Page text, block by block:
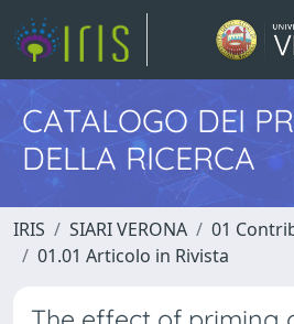
CATALOGO DEI
DELLA RICERCA
IRIS SIARI VERONA
01
01.01 Articolo in Rivista